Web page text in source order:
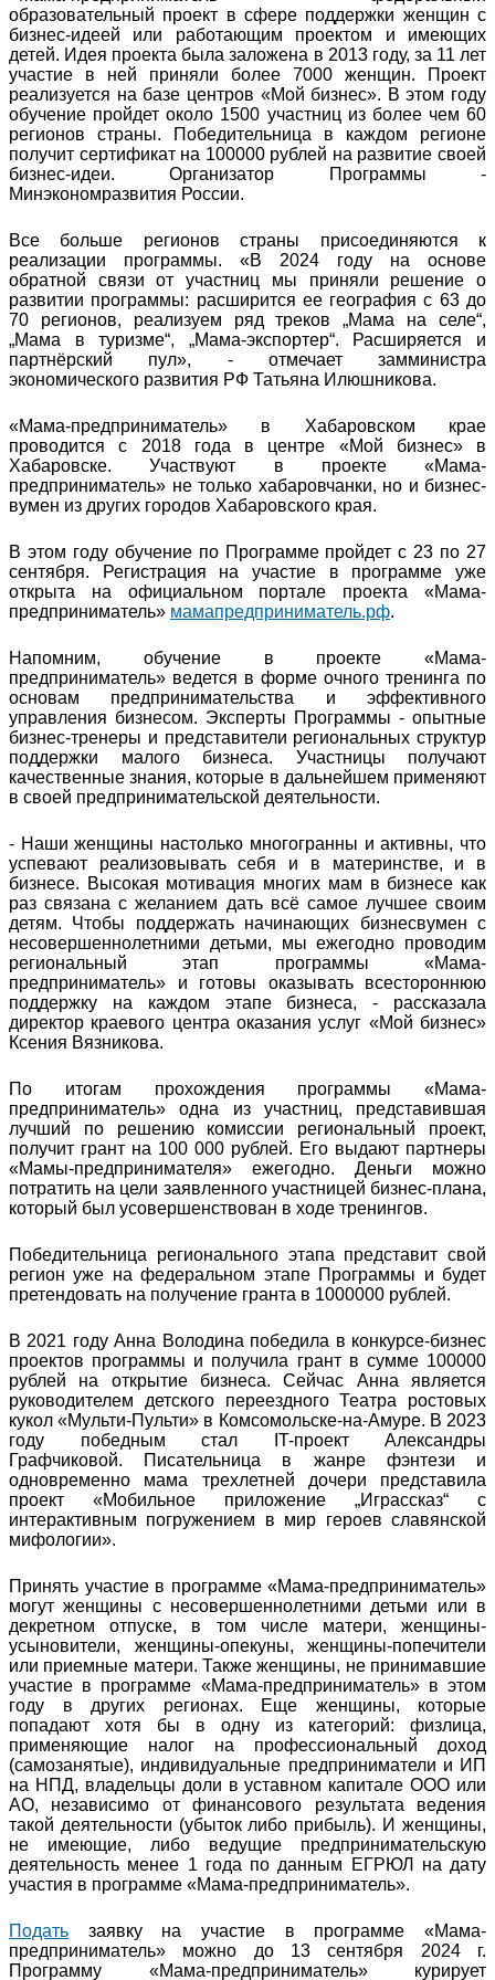
образовательный проект в сфере поддержки женщин с
бизнес-идеей или работающим проектом и имеющих
детей. Идея проекта была заложена в 2013 году, за 11 лет
участие в ней приняли более 7000 женщин. Проект
реализуется на базе центров «Мой бизнес». В этом году
обучение пройдет около 1500 участниц из более чем 60
регионов страны. Победительница в каждом регионе
получит сертификат на 100000 рублей на развитие своей
бизнес-идеи. Организатор Программы -
Минэкономразвития России.
Все больше регионов страны присоединяются к
реализации программы. «В 2024 году на основе
обратной связи от участниц мы приняли решение о
развитии программы: расширится ее география с 63 до
70 регионов, реализуем ряд треков „Мама на селе“,
„Мама в туризме“, „Мама-экспортер“. Расширяется и
партнёрский пул», - отмечает замминистра
экономического развития РФ Татьяна Илюшникова.
«Мама-предприниматель» в Хабаровском крае
проводится с 2018 года в центре «Мой бизнес» в
Хабаровске. Участвуют в проекте «Мама-
предприниматель» не только хабаровчанки, но и бизнес-
вумен из других городов Хабаровского края.
В этом году обучение по Программе пройдет с 23 по 27
сентября. Регистрация на участие в программе уже
открыта на официальном портале проекта «Мама-
предприниматель» мамапредприниматель.рф.
Напомним, обучение в проекте «Мама-
предприниматель» ведется в форме очного тренинга по
основам предпринимательства и эффективного
управления бизнесом. Эксперты Программы - опытные
бизнес-тренеры и представители региональных структур
поддержки малого бизнеса. Участницы получают
качественные знания, которые в дальнейшем применяют
в своей предпринимательской деятельности.
- Наши женщины настолько многогранны и активны, что
успевают реализовывать себя и в материнстве, и в
бизнесе. Высокая мотивация многих мам в бизнесе как
раз связана с желанием дать всё самое лучшее своим
детям. Чтобы поддержать начинающих бизнесвумен с
несовершеннолетними детьми, мы ежегодно проводим
региональный этап программы «Мама-
предприниматель» и готовы оказывать всестороннюю
поддержку на каждом этапе бизнеса, - рассказала
директор краевого центра оказания услуг «Мой бизнес»
Ксения Вязникова.
По итогам прохождения программы «Мама-
предприниматель» одна из участниц, представившая
лучший по решению комиссии региональный проект,
получит грант на 100 000 рублей. Его выдают партнеры
«Мамы-предпринимателя» ежегодно. Деньги можно
потратить на цели заявленного участницей бизнес-плана,
который был усовершенствован в ходе тренингов.
Победительница регионального этапа представит свой
регион уже на федеральном этапе Программы и будет
претендовать на получение гранта в 1000000 рублей.
В 2021 году Анна Володина победила в конкурсе-бизнес
проектов программы и получила грант в сумме 100000
рублей на открытие бизнеса. Сейчас Анна является
руководителем детского переездного Театра ростовых
кукол «Мульти-Пульти» в Комсомольске-на-Амуре. В 2023
году победным стал IT-проект Александры
Графчиковой. Писательница в жанре фэнтези и
одновременно мама трехлетней дочери представила
проект «Мобильное приложение „Играссказ“ с
интерактивным погружением в мир героев славянской
мифологии».
Принять участие в программе «Мама-предприниматель»
могут женщины с несовершеннолетними детьми или в
декретном отпуске, в том числе матери, женщины-
усыновители, женщины-опекуны, женщины-попечители
или приемные матери. Также женщины, не принимавшие
участие в программе «Мама-предприниматель» в этом
году в других регионах. Еще женщины, которые
попадают хотя бы в одну из категорий: физлица,
применяющие налог на профессиональный доход
(самозанятые), индивидуальные предприниматели и ИП
на НПД, владельцы доли в уставном капитале ООО или
АО, независимо от финансового результата ведения
такой деятельности (убыток либо прибыль). И женщины,
не имеющие, либо ведущие предпринимательскую
деятельность менее 1 года по данным ЕГРЮЛ на дату
участия в программе «Мама-предприниматель».
Подать заявку на участие в программе «Мама-
предприниматель» можно до 13 сентября 2024 г.
Программу «Мама-предприниматель» курирует